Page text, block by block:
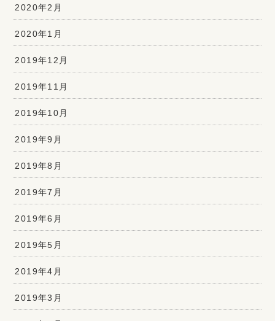
2020年2月
2020年1月
2019年12月
2019年11月
2019年10月
2019年9月
2019年8月
2019年7月
2019年6月
2019年5月
2019年4月
2019年3月